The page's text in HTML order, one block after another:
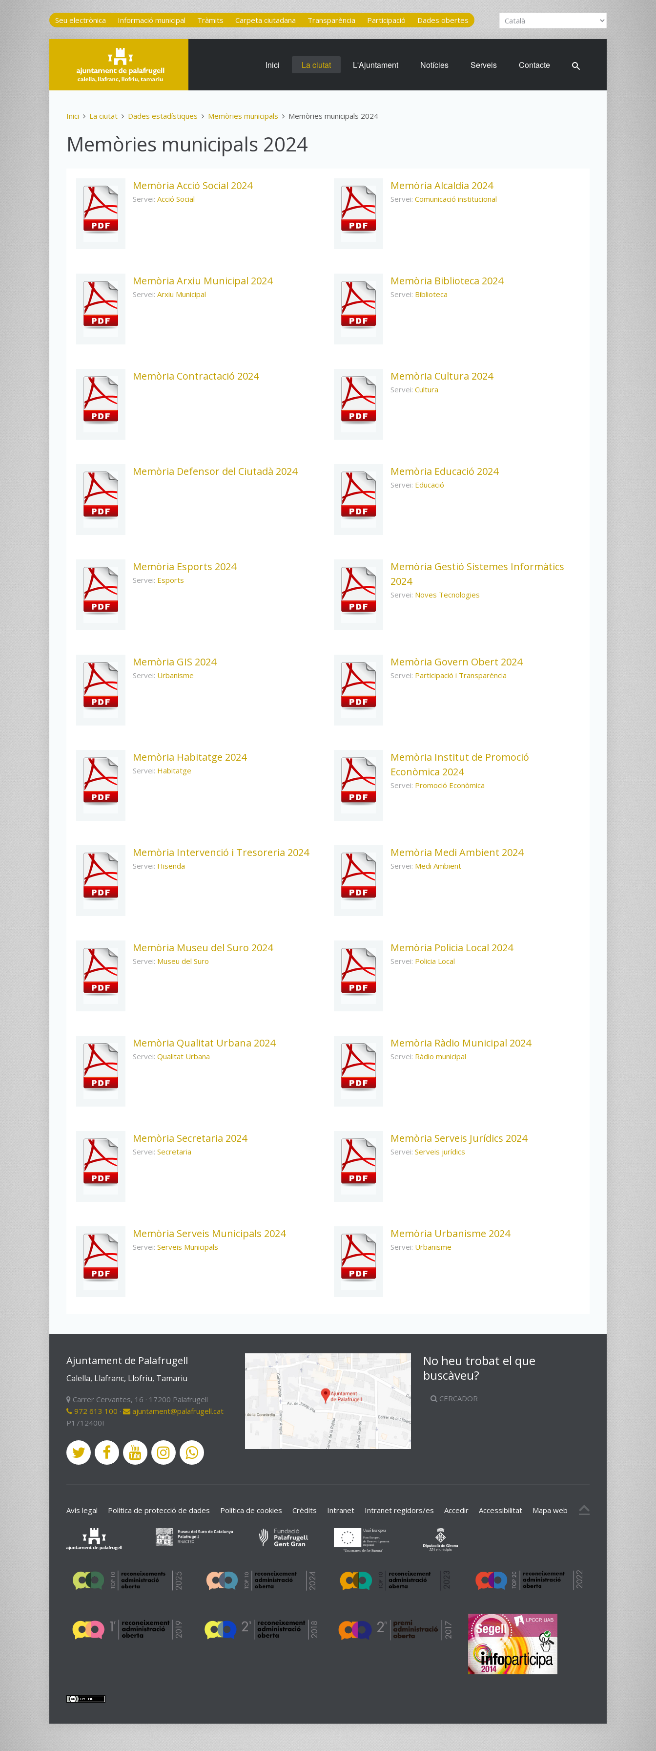
Seu electrònica Informació municipal Tràmits Carpeta ciutadana Transparència Participació Dades obertes
Inici La ciutat L'Ajuntament Notícies Serveis Contacte
Inici La ciutat Dades estadístiques Memòries municipals Memòries municipals 2024
Memòries municipals 2024
Memòria Acció Social 2024
Servei: Acció Social
Memòria Alcaldia 2024
Servei:Comunicació institucional
Memòria Arxiu Municipal 2024
Servei: Arxiu Municipal
Memòria Biblioteca 2024
Servei: Biblioteca
Memòria Contractació 2024 Memòria Cultura 2024
Servei:Cultura
Memòria Defensor del Ciutadà 2024 Memòria Educació 2024
Servei: Educació
Memòria Esports 2024
Servei: Esports
Memòria Gestió Sistemes Informàtics
2024
Servei: Noves Tecnologies
Memòria GIS 2024
Servei: Urbanisme
Memòria Govern Obert 2024
Servei: Participació i Transparència
Memòria Habitatge 2024
Servei: Habitatge
Memòria Institut de Promoció
Econòmica 2024
Servei: Promoció Econòmica
Memòria Intervenció i Tresoreria 2024
Servei: Hisenda
Memòria Medi Ambient 2024
Servei: Medi Ambient
Memòria Museu del Suro 2024
Servei: Museu del Suro
Memòria Policia Local 2024
Servei: Policia Local
Memòria Qualitat Urbana 2024
Servei: Qualitat Urbana
Memòria Ràdio Municipal 2024
Servei: Ràdio municipal
Memòria Secretaria 2024
Servei: Secretaria
Memòria Serveis Jurídics 2024
Servei:Serveis jurídics
Memòria Serveis Municipals 2024
Servei: Serveis Municipals
Memòria Urbanisme 2024
Servei: Urbanisme
Ajuntament de Palafrugell
Calella, Llafranc, Llofriu, Tamariu
Carrer Cervantes, 16 · 17200 Palafrugell
972 613 100 ·
ajuntament@palafrugell.cat
P1712400I
No heu trobat el que
buscàveu?
CERCADOR
Avís legal Política de protecció de dades Política de cookies Crèdits Intranet Intranet regidors/es Accedir Accessibilitat Mapa web